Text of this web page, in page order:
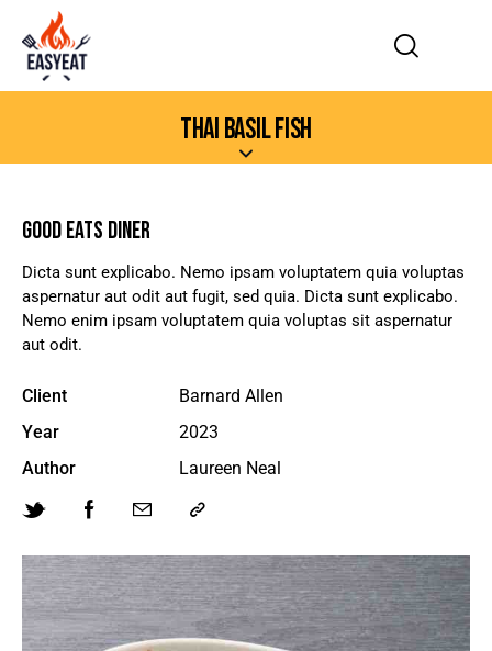
THAI BASIL FISH
GOOD EATS DINER
Dicta sunt explicabo. Nemo ipsam voluptatem quia voluptas
aspernatur aut odit aut fugit, sed quia. Dicta sunt explicabo.
Nemo enim ipsam voluptatem quia voluptas sit aspernatur
aut odit.
Client
Barnard Allen
Year
2023
Author
Laureen Neal